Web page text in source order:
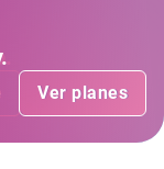
.
Ver planes
.
Ver planes